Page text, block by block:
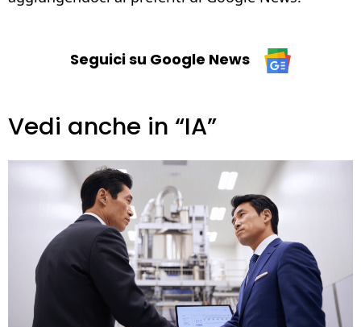
Seguici su Google News
Vedi anche in “IA”